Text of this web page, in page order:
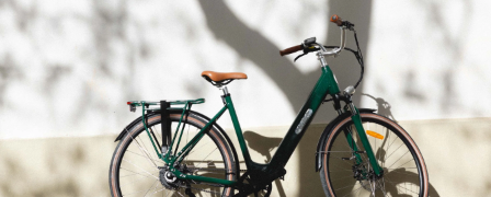
une large gamme de vélos électriques au
confort et aux caractéristiques irréprochables.
Cadre (aluminium ou carbone), poids, pneus
(20 pouces, 24 pouces, 26 pouces, 27,5 pouces
ou 29 pouces), freins, accessoires, etc., rien